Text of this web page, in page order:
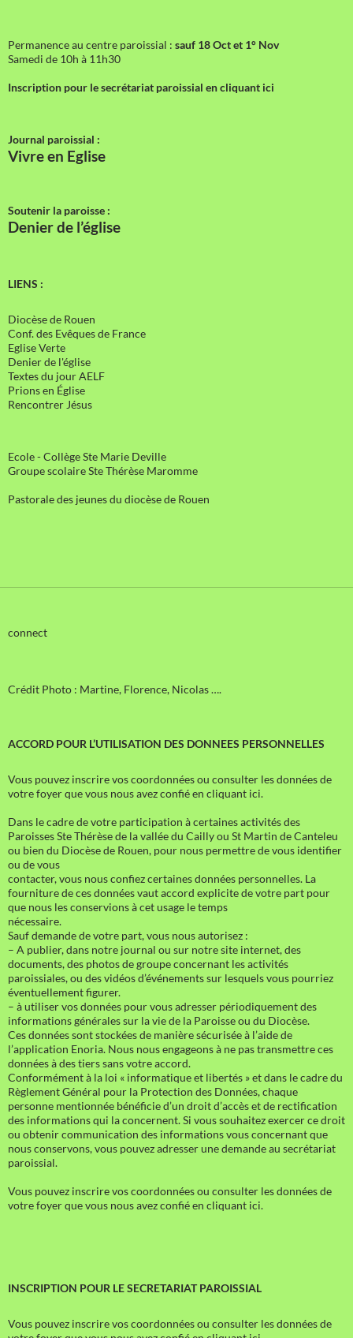
Permanence au centre paroissial : sauf 18 Oct et 1° Nov
Samedi de 10h à 11h30
Inscription pour le secrétariat paroissial en cliquant ici
Journal paroissial :
Vivre en Eglise
Soutenir la paroisse :
Denier de l’église
LIENS :
Diocèse de Rouen
Conf. des Evêques de France
Eglise Verte
Denier de l'église
Textes du jour AELF
Prions en Église
Rencontrer Jésus
Ecole - Collège Ste Marie Deville
Groupe scolaire Ste Thérèse Maromme
Pastorale des jeunes du diocèse de Rouen
connect
Crédit Photo : Martine, Florence, Nicolas ….
ACCORD POUR L’UTILISATION DES DONNEES PERSONNELLES
Vous pouvez inscrire vos coordonnées ou consulter les données de
votre foyer que vous nous avez confié en cliquant ici.
Dans le cadre de votre participation à certaines activités des
Paroisses Ste Thérèse de la vallée du Cailly ou St Martin de Canteleu
ou bien du Diocèse de Rouen, pour nous permettre de vous identifier
ou de vous
contacter, vous nous confiez certaines données personnelles. La
fourniture de ces données vaut accord explicite de votre part pour
que nous les conservions à cet usage le temps
nécessaire.
Sauf demande de votre part, vous nous autorisez :
– A publier, dans notre journal ou sur notre site internet, des
documents, des photos de groupe concernant les activités
paroissiales, ou des vidéos d’événements sur lesquels vous pourriez
éventuellement figurer.
– à utiliser vos données pour vous adresser périodiquement des
informations générales sur la vie de la Paroisse ou du Diocèse.
Ces données sont stockées de manière sécurisée à l’aide de
l’application Enoria. Nous nous engageons à ne pas transmettre ces
données à des tiers sans votre accord.
Conformément à la loi « informatique et libertés » et dans le cadre du
Règlement Général pour la Protection des Données, chaque
personne mentionnée bénéficie d’un droit d’accès et de rectification
des informations qui la concernent. Si vous souhaitez exercer ce droit
ou obtenir communication des informations vous concernant que
nous conservons, vous pouvez adresser une demande au secrétariat
paroissial.
Vous pouvez inscrire vos coordonnées ou consulter les données de
votre foyer que vous nous avez confié en cliquant ici.
INSCRIPTION POUR LE SECRETARIAT PAROISSIAL
Vous pouvez inscrire vos coordonnées ou consulter les données de